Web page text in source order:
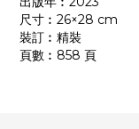
尺寸︰26×28 cm
裝訂︰精裝
頁數︰858 頁